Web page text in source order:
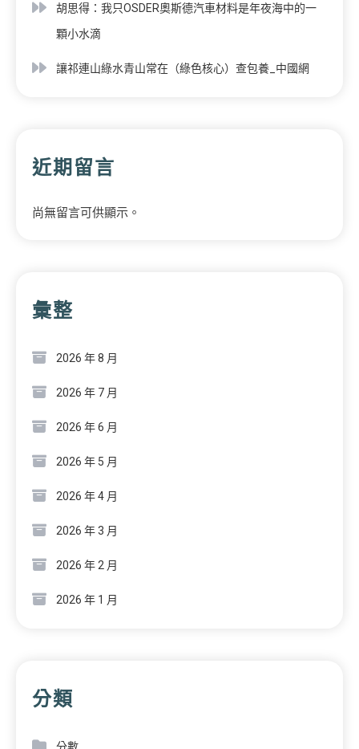
胡思得：我只OSDER奧斯德汽車材料是年夜海中的一
顆小水滴
讓祁連山綠水青山常在（綠色核心）查包養_中國網
近期留言
尚無留言可供顯示。
彙整
2026 年 8 月
2026 年 7 月
2026 年 6 月
2026 年 5 月
2026 年 4 月
2026 年 3 月
2026 年 2 月
2026 年 1 月
分類
分數